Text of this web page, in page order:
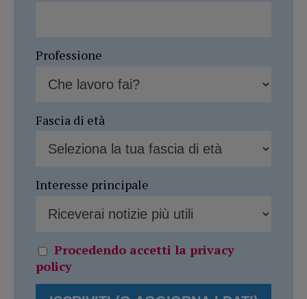
Professione
Fascia di età
Interesse principale
Procedendo accetti la privacy
policy